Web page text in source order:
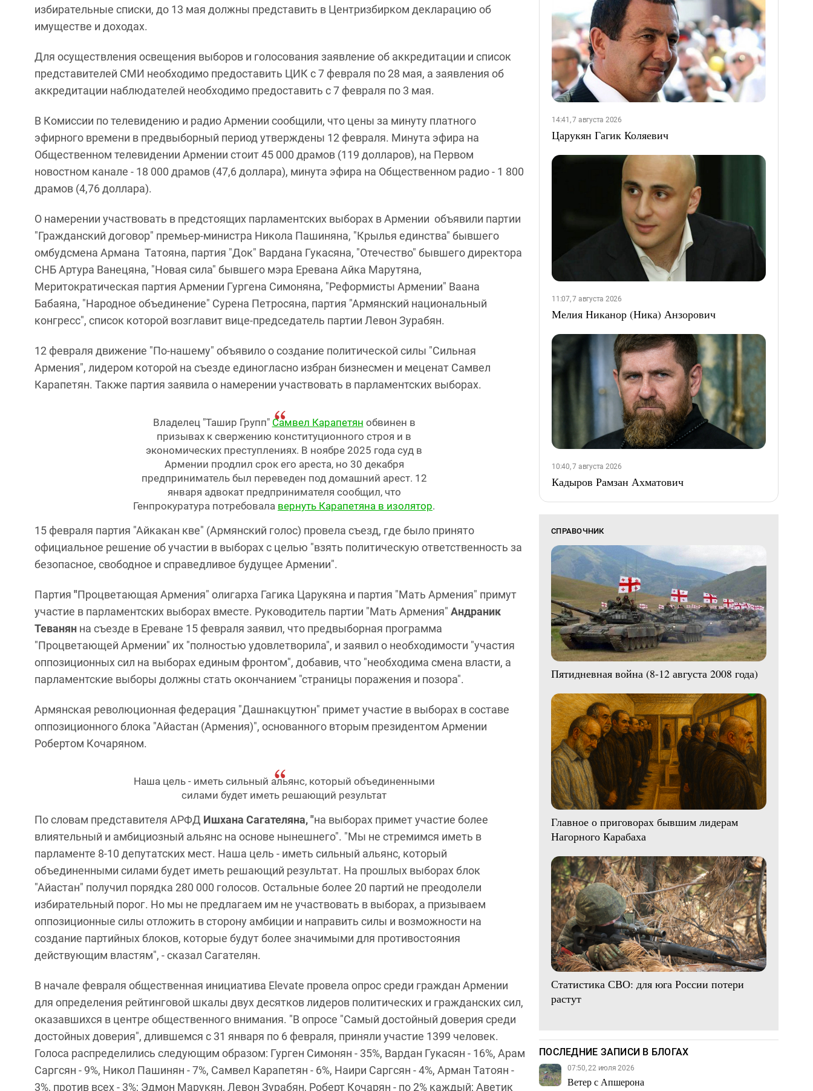
избирательные списки, до 13 мая должны представить в Центризбирком декларацию об
имуществе и доходах.
Для осуществления освещения выборов и голосования заявление об аккредитации и список
представителей СМИ необходимо предоставить ЦИК с 7 февраля по 28 мая, а заявления об
аккредитации наблюдателей необходимо предоставить с 7 февраля по 3 мая.
В Комиссии по телевидению и радио Армении сообщили, что цены за минуту платного
эфирного времени в предвыборный период утверждены 12 февраля. Минута эфира на
Общественном телевидении Армении стоит 45 000 драмов (119 долларов), на Первом
новостном канале - 18 000 драмов (47,6 доллара), минута эфира на Общественном радио - 1 800
драмов (4,76 доллара).
О намерении участвовать в предстоящих парламентских выборах в Армении объявили партии
"Гражданский договор" премьер-министра Никола Пашиняна, "Крылья единства" бывшего
омбудсмена Армана Татояна, партия "Док" Вардана Гукасяна, "Отечество" бывшего директора
СНБ Артура Ванецяна, "Новая сила" бывшего мэра Еревана Айка Марутяна,
Меритократическая партия Армении Гургена Симоняна, "Реформисты Армении" Ваана
Бабаяна, "Народное объединение" Сурена Петросяна, партия "Армянский национальный
конгресс", список которой возглавит вице-председатель партии Левон Зурабян.
12 февраля движение "По-нашему" объявило о создание политической силы "Сильная
Армения", лидером которой на съезде единогласно избран бизнесмен и меценат Самвел
Карапетян. Также партия заявила о намерении участвовать в парламентских выборах.
Владелец "Ташир Групп" Самвел Карапетян обвинен в
призывах к свержению конституционного строя и в
экономических преступлениях. В ноябре 2025 года суд в
Армении продлил срок его ареста, но 30 декабря
предприниматель был переведен под домашний арест. 12
января адвокат предпринимателя сообщил, что
Генпрокуратура потребовала вернуть Карапетяна в изолятор.
15 февраля партия "Айкакан кве" (Армянский голос) провела съезд, где было принято
официальное решение об участии в выборах с целью "взять политическую ответственность за
безопасное, свободное и справедливое будущее Армении".
Партия "Процветающая Армения" олигарха Гагика Царукяна и партия "Мать Армения" примут
участие в парламентских выборах вместе. Руководитель партии "Мать Армения" Андраник
Теванян на съезде в Ереване 15 февраля заявил, что предвыборная программа
"Процветающей Армении" их "полностью удовлетворила", и заявил о необходимости "участия
оппозиционных сил на выборах единым фронтом", добавив, что "необходима смена власти, а
парламентские выборы должны стать окончанием "страницы поражения и позора".
Армянская революционная федерация "Дашнакцутюн" примет участие в выборах в составе
оппозиционного блока "Айастан (Армения)", основанного вторым президентом Армении
Робертом Кочаряном.
Наша цель - иметь сильный альянс, который объединенными
силами будет иметь решающий результат
По словам представителя АРФД Ишхана Сагателяна, "на выборах примет участие более
влиятельный и амбициозный альянс на основе нынешнего". "Мы не стремимся иметь в
парламенте 8-10 депутатских мест. Наша цель - иметь сильный альянс, который
объединенными силами будет иметь решающий результат. На прошлых выборах блок
"Айастан" получил порядка 280 000 голосов. Остальные более 20 партий не преодолели
избирательный порог. Но мы не предлагаем им не участвовать в выборах, а призываем
оппозиционные силы отложить в сторону амбиции и направить силы и возможности на
создание партийных блоков, которые будут более значимыми для противостояния
действующим властям", - сказал Сагателян.
В начале февраля общественная инициатива Elevate провела опрос среди граждан Армении
для определения рейтинговой шкалы двух десятков лидеров политических и гражданских сил,
оказавшихся в центре общественного внимания. "В опросе "Самый достойный доверия среди
достойных доверия", длившемся с 31 января по 6 февраля, приняли участие 1399 человек.
Голоса распределились следующим образом: Гурген Симонян - 35%, Вардан Гукасян - 16%, Арам
Саргсян - 9%, Никол Пашинян - 7%, Самвел Карапетян - 6%, Наири Саргсян - 4%, Арман Татоян -
3%, против всех - 3%; Эдмон Марукян, Левон Зурабян, Роберт Кочарян - по 2% каждый; Аветик
14:41, 7 августа 2026
Царукян Гагик Коляевич
11:07, 7 августа 2026
Мелия Никанор (Ника) Анзорович
10:40, 7 августа 2026
Кадыров Рамзан Ахматович
СПРАВОЧНИК
Пятидневная война (8-12 августа 2008 года)
Главное о приговорах бывшим лидерам
Нагорного Карабаха
Статистика СВО: для юга России потери
растут
ПОСЛЕДНИЕ ЗАПИСИ В БЛОГАХ
07:50, 22 июля 2026
Ветер с Апшерона